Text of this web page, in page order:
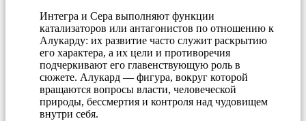
Интегра и Сера выполняют функции
катализаторов или антагонистов по отношению к
Алукарду: их развитие часто служит раскрытию
его характера, а их цели и противоречия
подчеркивают его главенствующую роль в
сюжете. Алукард — фигура, вокруг которой
вращаются вопросы власти, человеческой
природы, бессмертия и контроля над чудовищем
внутри себя.